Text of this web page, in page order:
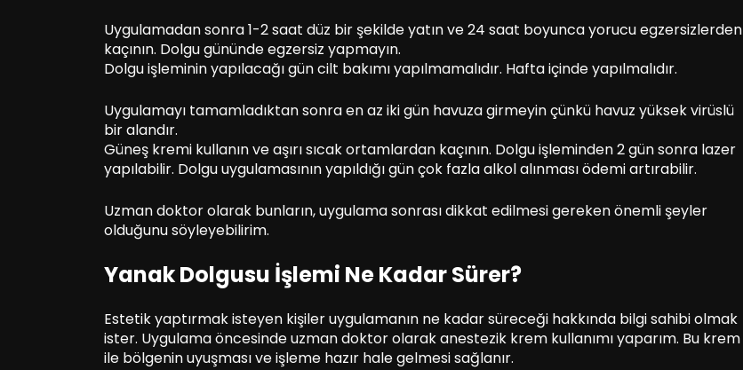
Uygulamadan sonra 1-2 saat düz bir şekilde yatın ve 24 saat boyunca yorucu egzersizlerden
kaçının. Dolgu gününde egzersiz yapmayın.
Dolgu işleminin yapılacağı gün cilt bakımı yapılmamalıdır. Hafta içinde yapılmalıdır.
Uygulamayı tamamladıktan sonra en az iki gün havuza girmeyin çünkü havuz yüksek virüslü
bir alandır.
Güneş kremi kullanın ve aşırı sıcak ortamlardan kaçının. Dolgu işleminden 2 gün sonra lazer
yapılabilir. Dolgu uygulamasının yapıldığı gün çok fazla alkol alınması ödemi artırabilir.
Uzman doktor olarak bunların, uygulama sonrası dikkat edilmesi gereken önemli şeyler
olduğunu söyleyebilirim.
Yanak Dolgusu İşlemi Ne Kadar Sürer?
Estetik yaptırmak isteyen kişiler uygulamanın ne kadar süreceği hakkında bilgi sahibi olmak
ister. Uygulama öncesinde uzman doktor olarak anestezik krem kullanımı yaparım. Bu krem
ile bölgenin uyuşması ve işleme hazır hale gelmesi sağlanır.